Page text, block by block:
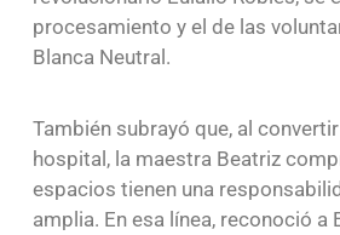
procesamiento y el de las
Blanca Neutral.
También subrayó que, al
hospital, la maestra Beatriz
espacios tienen una
amplia. En esa línea, reconoció a